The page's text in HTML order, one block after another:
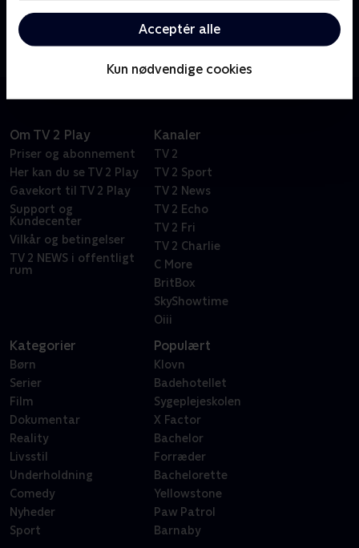
Acceptér alle
Kun nødvendige cookies
forvandler rå rammer til personlige drømmehjem.
Med kreativitet, håndværk og hårdt arbejde kæmper
Om TV 2 Play
Priser og abonnement
Her kan du se TV 2 Play
Gavekort til TV 2 Play
Support og
Kundecenter
Vilkår og betingelser
TV 2 NEWS i offentligt
rum
Kanaler
TV 2
TV 2 Sport
TV 2 News
TV 2 Echo
TV 2 Fri
TV 2 Charlie
C More
BritBox
SkyShowtime
Oiii
Kategorier
Børn
Serier
Film
Dokumentar
Reality
Livsstil
Underholdning
Comedy
Nyheder
Sport
Populært
Klovn
Badehotellet
Sygeplejeskolen
X Factor
Bachelor
Forræder
Bachelorette
Yellowstone
Paw Patrol
Barnaby